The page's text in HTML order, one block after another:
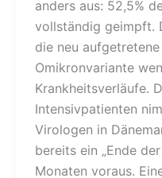
anders aus: 52,5%
vollständig geimpft.
die neu
Omikronvariante
Krankheitsverläufe.
Intensivpatienten
Virologen in
bereits ein „Ende
Monaten voraus.